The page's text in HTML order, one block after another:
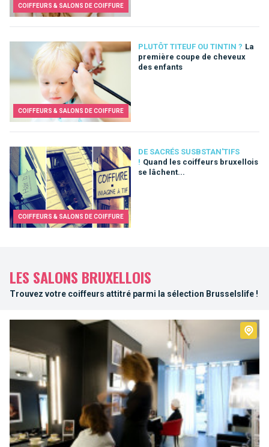
COIFFEURS & SALONS DE COIFFURE
COIFFEURS & SALONS DE COIFFURE
PLUTÔT TITEUF OU TINTIN ? La
première coupe de cheveux
des enfants
COIFFEURS & SALONS DE COIFFURE
DE SACRÉS SUSBSTAN'TIFS
! Quand les coiffeurs bruxellois
se lâchent...
LES SALONS BRUXELLOIS
Trouvez votre coiffeurs attitré parmi la sélection Brusselslife !